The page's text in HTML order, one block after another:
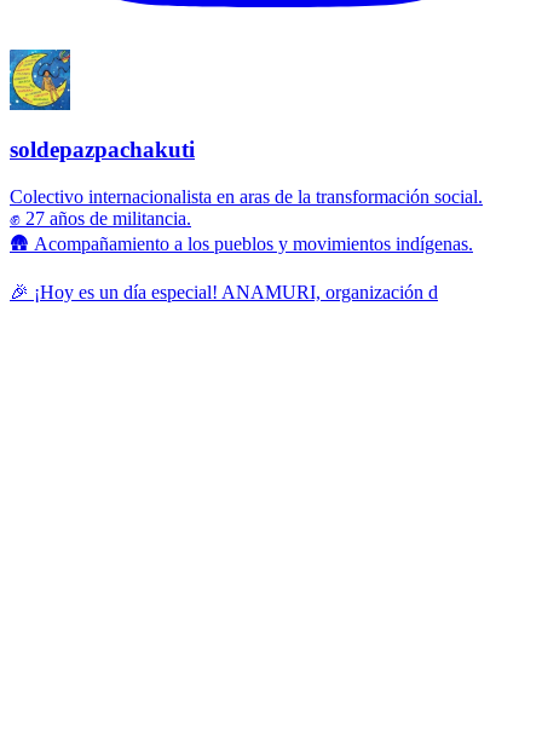
soldepazpachakuti
Colectivo internacionalista en aras de la transformación social.
✊ 27 años de militancia.
🛖 Acompañamiento a los pueblos y movimientos indígenas.
🎉 ¡Hoy es un día especial! ANAMURI, organización d